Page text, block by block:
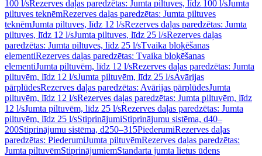
100 l/sRezerves daļas paredzētas: Jumta piltuves, līdz 100 l/sJumta
piltuves teknēmRezerves daļas paredzētas: Jumta piltuves
teknēmJumta piltuves, līdz 12 l/sRezerves daļas paredzētas: Jumta
piltuves, līdz 12 l/sJumta piltuves, līdz 25 l/sRezerves daļas
paredzētas: Jumta piltuves, līdz 25 l/sTvaika bloķēšanas
elementiRezerves daļas paredzētas: Tvaika bloķēšanas
elementiJumta piltuvēm, līdz 12 l/sRezerves daļas paredzētas: Jumta
piltuvēm, līdz 12 l/sJumta piltuvēm, līdz 25 l/sAvārijas
pārplūdesRezerves daļas paredzētas: Avārijas pārplūdesJumta
piltuvēm, līdz 12 l/sRezerves daļas paredzētas: Jumta piltuvēm, līdz
12 l/sJumta piltuvēm, līdz 25 l/sRezerves daļas paredzētas: Jumta
piltuvēm, līdz 25 l/sStiprinājumiStiprinājumu sistēma, d40–
200Stiprinājumu sistēma, d250–315PiederumiRezerves daļas
paredzētas: PiederumiJumta piltuvēmRezerves daļas paredzētas:
Jumta piltuvēmStiprinājumiemStandarta jumta lietus ūdens